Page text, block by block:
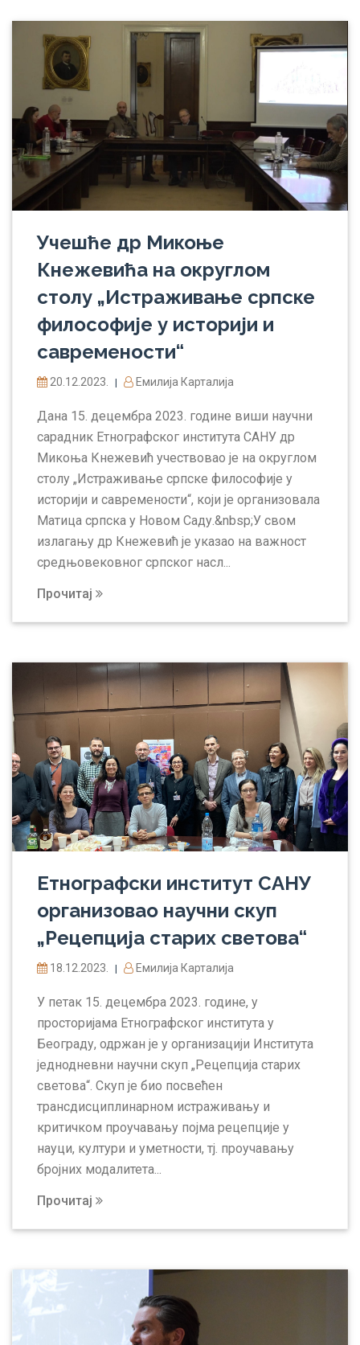
Учешће др Микоње
Кнежевића на округлом
столу „Истраживање српске
философије у историји и
савремености“
20.12.2023. | Емилија Карталија
Дана 15. децембра 2023. године виши научни
сарадник Етнографског института САНУ др
Микоња Кнежевић учествовао је на округлом
столу „Истраживање српске философије у
историји и савремености“, који је организовала
Матица српска у Новом Саду.&nbsp;У свом
излагању др Кнежевић је указао на важност
средњовековног српског насл...
Прочитај
Етнографски институт САНУ
организовао научни скуп
„Рецепција старих светова“
18.12.2023. | Емилија Карталија
У петак 15. децембра 2023. године, у
просторијама Етнографског института у
Београду, одржан је у организацији Института
једнодневни научни скуп „Рецепција старих
светова“. Скуп је био посвећен
трансдисциплинарном истраживању и
критичком проучавању појма рецепције у
науци, култури и уметности, тј. проучавању
бројних модалитета...
Прочитај